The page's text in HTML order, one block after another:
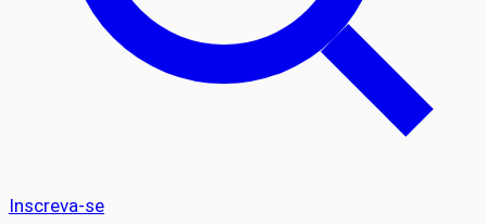
Inscreva-se